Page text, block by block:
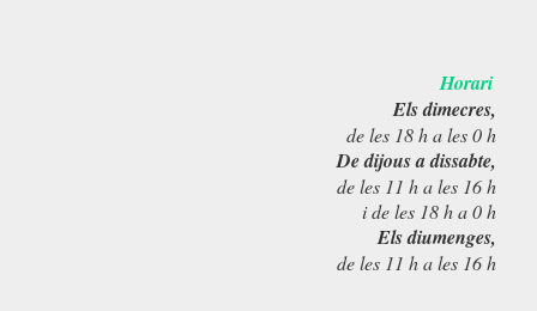
Horari
Els dimecres,
de les 18 h a les 0 h
De dijous a dissabte,
de les 11 h a les 16 h
i de les 18 h a 0 h
Els diumenges,
de les 11 h a les 16 h